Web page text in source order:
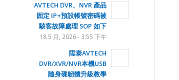
AVTECH DVR、NVR 產品
固定 IP+預設帳號密碼被
駭客故障處理 SOP 如下
18 5 月, 2026 - 3:55 下午
陞泰AVTECH
DVR/XVR/NVR本機USB
隨身碟韌體升級教學